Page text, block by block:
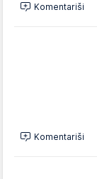
Komentariši
Komentariši